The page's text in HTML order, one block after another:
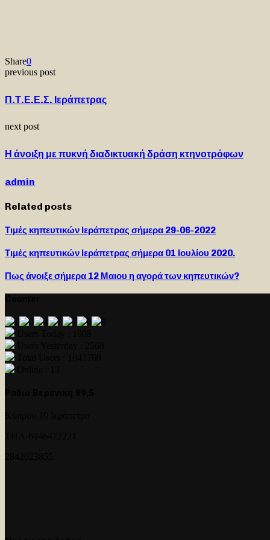
Share0
previous post
Π.Τ.Ε.Ε.Σ. Ιεράπετρας
next post
Η άνοιξη με πυκνή διαδικτυακή δράση κτηνοτρόφων
admin
Related posts
Τιμές κηπευτικών Ιεράπετρας σήμερα 29-06-2022
Τιμές κηπευτικών Ιεράπετρας σήμερα 01 Ιουλίου 2020.
Πως άνοιξε σήμερα 12 Μαιου η αγορά των κηπευτικών?